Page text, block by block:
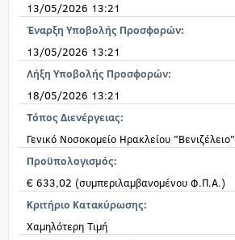
13/05/2026 13:21
Έναρξη Υποβολής Προσφορών:
13/05/2026 13:21
Λήξη Υποβολής Προσφορών:
18/05/2026 13:21
Τόπος Διενέργειας:
Γενικό Νοσοκομείο Ηρακλείου "Βενιζέλειο"
Προϋπολογισμός:
€ 633,02 (συμπεριλαμβανομένου Φ.Π.Α.)
Κριτήριο Κατακύρωσης:
Χαμηλότερη Τιμή